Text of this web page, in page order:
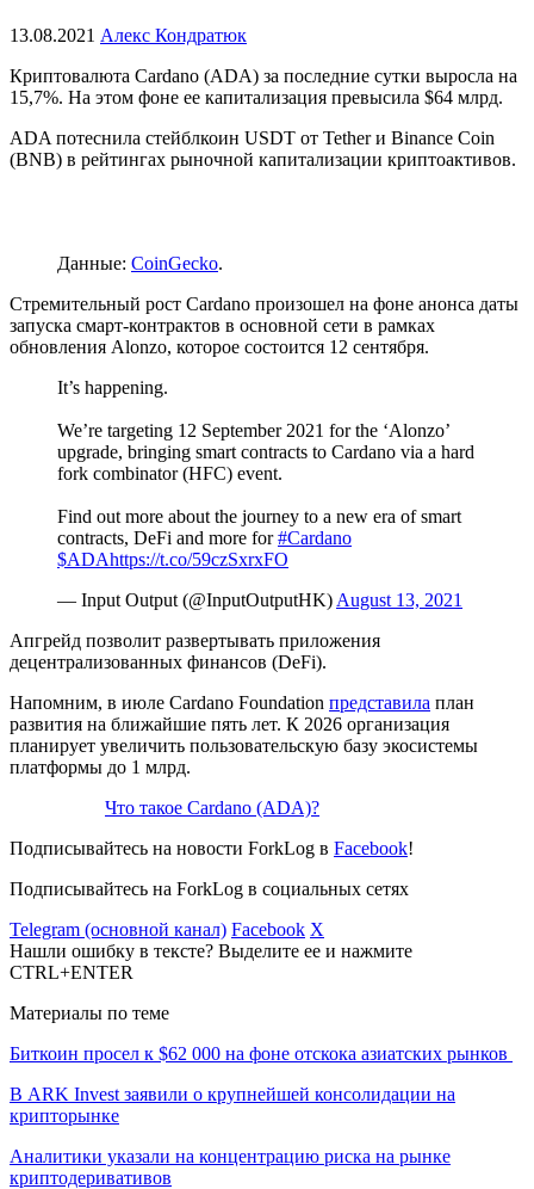
13.08.2021 Алекс Кондратюк
Криптовалюта Cardano (ADA) за последние сутки выросла на
15,7%. На этом фоне ее капитализация превысила $64 млрд.
ADA потеснила стейблкоин USDT от Tether и Binance Coin
(BNB) в рейтингах рыночной капитализации криптоактивов.
Данные: CoinGecko.
Стремительный рост Cardano произошел на фоне анонса даты
запуска смарт-контрактов в основной сети в рамках
обновления Alonzo, которое состоится 12 сентября.
It’s happening.
We’re targeting 12 September 2021 for the ‘Alonzo’
upgrade, bringing smart contracts to Cardano via a hard
fork combinator (HFC) event.
Find out more about the journey to a new era of smart
contracts, DeFi and more for#Cardano
$ADAhttps://t.co/59czSxrxFO
— Input Output (@InputOutputHK) August 13, 2021
Апгрейд позволит развертывать приложения
децентрализованных финансов (DeFi).
Напомним, в июле Cardano Foundation представила план
развития на ближайшие пять лет. К 2026 организация
планирует увеличить пользовательскую базу экосистемы
платформы до 1 млрд.
Что такое Cardano (ADA)?
Подписывайтесь на новости ForkLog в Facebook!
Подписывайтесь на ForkLog в социальных сетях
Telegram (основной канал) Facebook X
Нашли ошибку в тексте? Выделите ее и нажмите
CTRL+ENTER
Материалы по теме
Биткоин просел к $62 000 на фоне отскока азиатских рынков
В ARK Invest заявили о крупнейшей консолидации на
крипторынке
Аналитики указали на концентрацию риска на рынке
криптодеривативов